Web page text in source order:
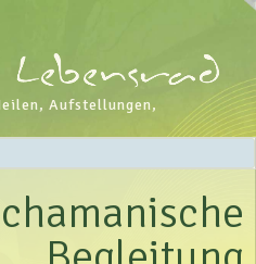
Aufstellungen,